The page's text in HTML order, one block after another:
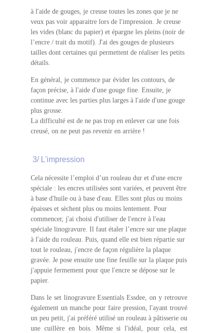
à l'aide de gouges, je creuse toutes les zones que je ne
veux pas voir apparaitre lors de l'impression. Je creuse
les vides (blanc du papier) et épargne les pleins (noir de
l’encre / trait du motif). J'ai des gouges de plusieurs
tailles dont certaines qui permettent de réaliser les petits
détails.
En général, je commence par évider les contours, de
façon précise, à l'aide d'une gouge fine. Ensuite, je
continue avec les parties plus larges à l'aide d'une gouge
plus grosse.
La difficulté est de ne pas trop en enlever car une fois
creusé, on ne peut pas revenir en arrière !
3/ L'impression
Cela nécessite l’emploi d’un rouleau dur et d'une encre
spéciale : les encres utilisées sont variées, et peuvent être
à base d'huile ou à base d'eau. Elles sont plus ou moins
épaisses et sèchent plus ou moins lentement. Pour
commencer, j'ai choisi d'utiliser de l'encre à l'eau
spéciale linogravure. Il faut étaler l’encre sur une plaque
à l'aide du rouleau. Puis, quand elle est bien répartie sur
tout le rouleau, j'encre de façon régulière la plaque
gravée. Je pose ensuite une fine feuille sur la plaque puis
j'appuie fermement pour que l'encre se dépose sur le
papier.
Dans le set linogravure Essentials Essdee, on y retrouve
également un manche pour faire pression, l'ayant trouvé
un peu petit, j'ai préféré utilisé un rouleau à pâtisserie ou
une cuillère en bois. Même si l'idéal, pour cela, est